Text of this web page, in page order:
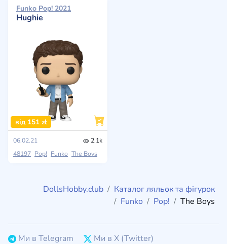
Funko Pop! 2021
Hughie
від 151 zł
06.02.21
2.1k
48197 Pop! Funko The Boys
DollsHobby.club
Каталог ляльок та фігурок
Funko
Pop! The Boys
Ми в Telegram Ми в X (Twitter)